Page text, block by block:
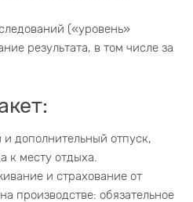
(«уровень»
результата, в том числе за
дополнительный отпуск,
к месту отдыха.
и страхование от
производстве: обязательное